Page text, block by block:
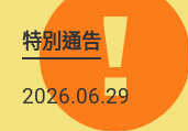
特別通告
2026.06.29